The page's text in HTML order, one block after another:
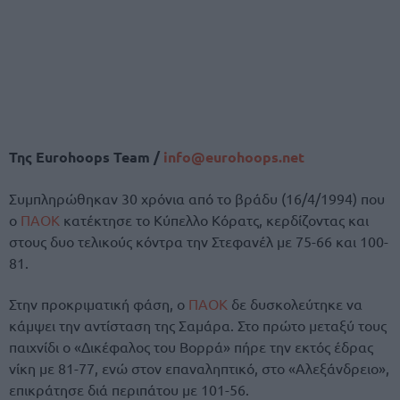
Της Eurohoops Team / info@eurohoops.net
Συμπληρώθηκαν 30 χρόνια από το βράδυ (16/4/1994) που
ο ΠΑΟΚ κατέκτησε το Κύπελλο Κόρατς, κερδίζοντας και
στους δυο τελικούς κόντρα την Στεφανέλ με 75-66 και 100-
81.
Στην προκριματική φάση, ο ΠΑΟΚ δε δυσκολεύτηκε να
κάμψει την αντίσταση της Σαμάρα. Στο πρώτο μεταξύ τους
παιχνίδι ο «Δικέφαλος του Βορρά» πήρε την εκτός έδρας
νίκη με 81-77, ενώ στον επαναληπτικό, στο «Αλεξάνδρειο»,
επικράτησε διά περιπάτου με 101-56.